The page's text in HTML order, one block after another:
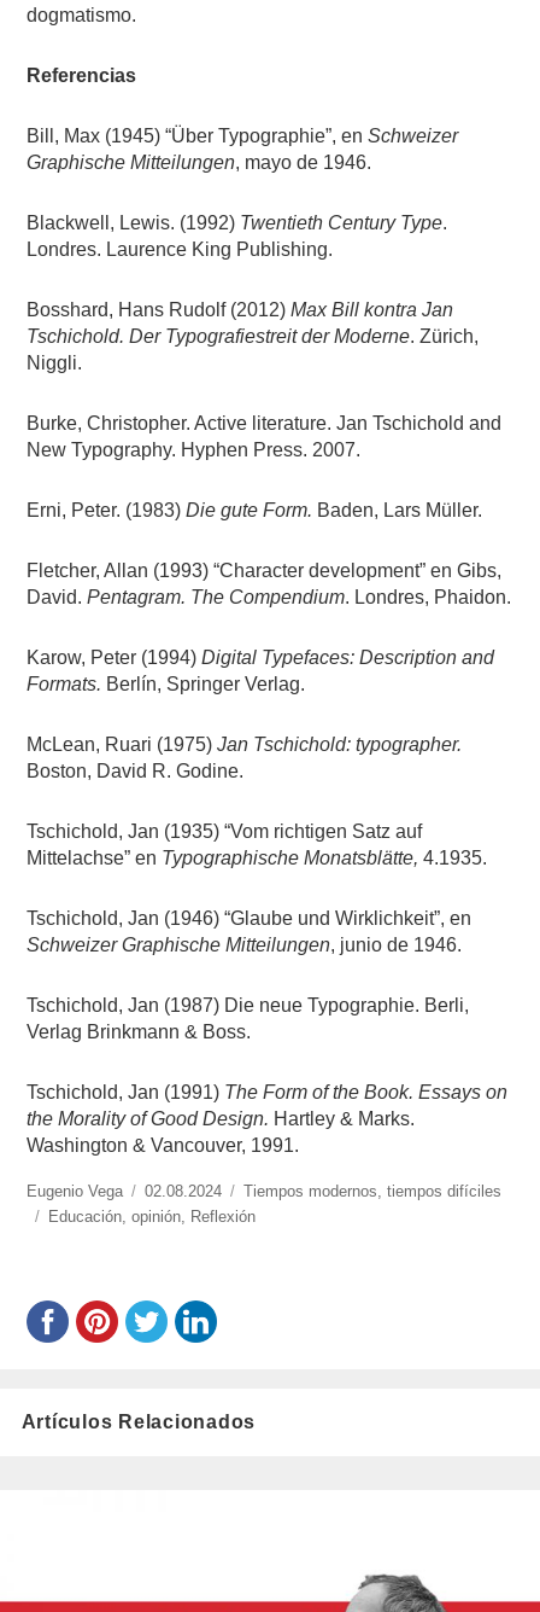
dogmatismo.
Referencias
Bill, Max (1945) “Über Typographie”, enSchweizer
Graphische Mitteilungen, mayo de 1946.
Blackwell, Lewis. (1992) Twentieth Century Type.
Londres. Laurence King Publishing.
Bosshard, Hans Rudolf (2012)Max Bill kontra Jan
Tschichold. Der Typografiestreit der Moderne. Zürich,
Niggli.
Burke, Christopher. Active literature. Jan Tschichold and
New Typography. Hyphen Press. 2007.
Erni, Peter. (1983)Die gute Form. Baden, Lars Müller.
Fletcher, Allan (1993) “Character development” en Gibs,
David.Pentagram. The Compendium. Londres, Phaidon.
Karow, Peter (1994)Digital Typefaces: Description and
Formats. Berlín, Springer Verlag.
McLean, Ruari (1975)Jan Tschichold: typographer.
Boston, David R. Godine.
Tschichold, Jan (1935) “Vom richtigen Satz auf
Mittelachse” en Typographische Monatsblätte,4.1935.
Tschichold, Jan (1946) “Glaube und Wirklichkeit”, en
Schweizer Graphische Mitteilungen, junio de 1946.
Tschichold, Jan (1987) Die neue Typographie. Berli,
Verlag Brinkmann & Boss.
Tschichold, Jan (1991) The Form of the Book. Essays on
the Morality of Good Design. Hartley & Marks.
Washington & Vancouver, 1991.
https://www.experimenta.es/author/info1/
Eugenio Vega
Publicado
el
02.08.2024 Categorías
Tiempos modernos, tiempos difíciles
Etiquetas
Educación ,opinión Reflexión
Artículos Relacionados